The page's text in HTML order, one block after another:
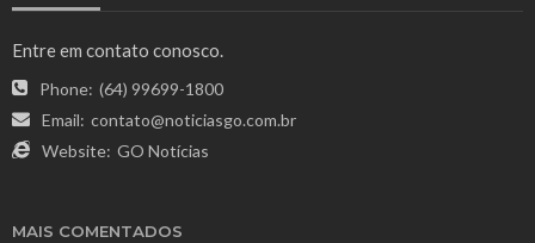
Entre em contato conosco.
Phone: (64) 99699-1800
Email: contato@noticiasgo.com.br
Website: GO Notícias
MAIS COMENTADOS